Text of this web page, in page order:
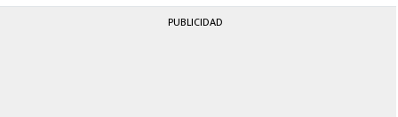
PUBLICIDAD